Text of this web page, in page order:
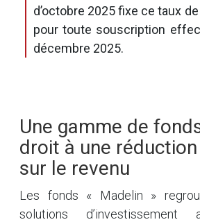
d’octobre 2025 fixe ce taux
pour toute souscription
décembre 2025.
Une gamme de
droit à une réduction
sur le revenu
Les fonds « Madelin »
solutions d’investissement